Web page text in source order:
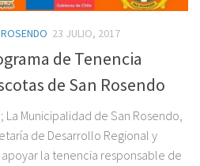
23 JULIO, 2017
de Tenencia
de San Rosendo
La Municipalidad de San Rosendo,
de Desarrollo Regional y
la tenencia responsable de